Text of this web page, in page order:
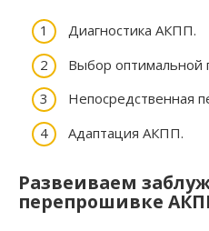
Диагностика АКПП.
Выбор оптимальной
Непосредственная
Адаптация АКПП.
Развеиваем
перепрошивке